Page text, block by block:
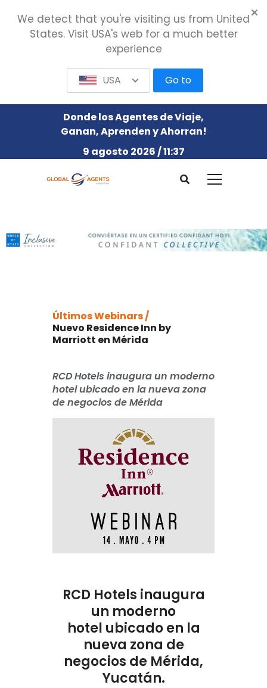
Donde los Agentes de Viaje,
Ganan, Aprenden y Ahorran!
9 agosto 2026 / 11:37
Últimos Webinars /
Nuevo Residence Inn by
Marriott en Mérida
RCD Hotels inaugura un moderno
hotel ubicado en la nueva zona
de negocios de Mérida
RCD Hotels inaugura
un moderno
hotel ubicado en la
nueva zona de
negocios de Mérida,
Yucatán.
We detect that you're visiting us from United
States. Visit USA's web for a much better
experience
USA Go to